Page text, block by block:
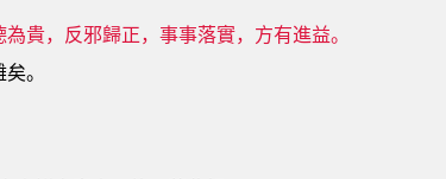
貴，反邪歸正，事事落實，方有進益。
。